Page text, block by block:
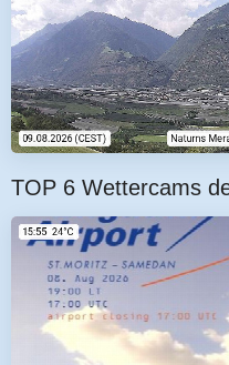
TOP 6 Wettercams